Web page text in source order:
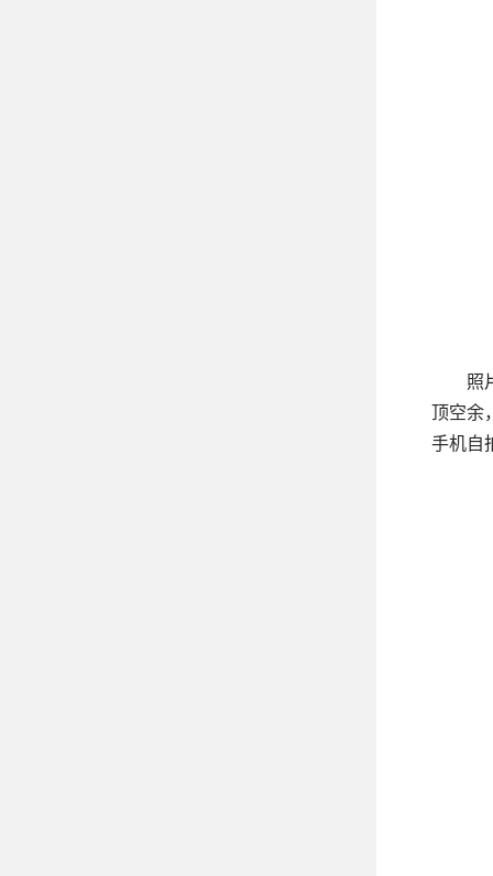
照
顶空余
手机自